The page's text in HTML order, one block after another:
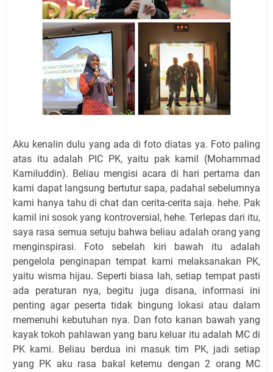
Aku kenalin dulu yang ada di foto diatas ya. Foto paling
atas itu adalah PIC PK, yaitu pak kamil (Mohammad
Kamiluddin). Beliau mengisi acara di hari pertama dan
kami dapat langsung bertutur sapa, padahal sebelumnya
kami hanya tahu di chat dan cerita-cerita saja. hehe. Pak
kamil ini sosok yang kontroversial, hehe. Terlepas dari itu,
saya rasa semua setuju bahwa beliau adalah orang yang
menginspirasi. Foto sebelah kiri bawah itu adalah
pengelola penginapan tempat kami melaksanakan PK,
yaitu wisma hijau. Seperti biasa lah, setiap tempat pasti
ada peraturan nya, begitu juga disana, informasi ini
penting agar peserta tidak bingung lokasi atau dalam
memenuhi kebutuhan nya. Dan foto kanan bawah yang
kayak tokoh pahlawan yang baru keluar itu adalah MC di
PK kami. Beliau berdua ini masuk tim PK, jadi setiap
yang PK aku rasa bakal ketemu dengan 2 orang MC